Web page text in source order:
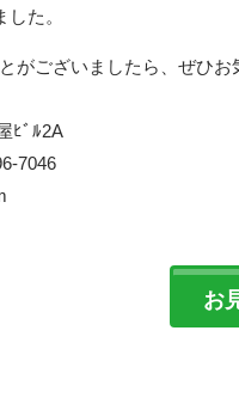
た。
がございましたら、ぜひお
ﾋﾞﾙ2A
7046
お